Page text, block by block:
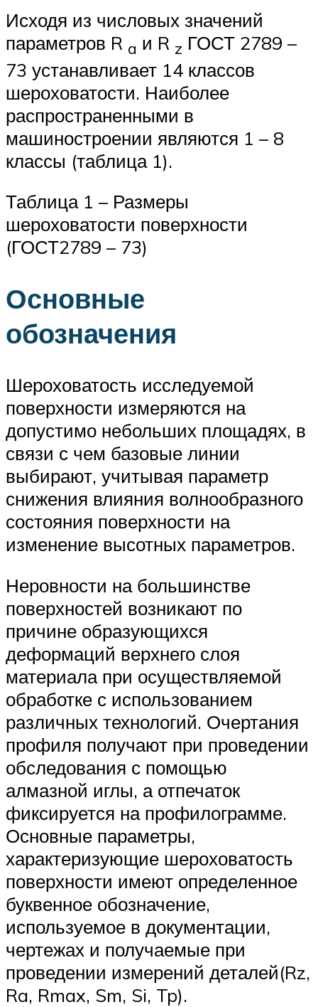
Исходя из числовых значений
параметров R a и R z ГОСТ 2789 –
73 устанавливает 14 классов
шероховатости. Наиболее
распространенными в
машиностроении являются 1 – 8
классы (таблица 1).
Таблица 1 – Размеры
шероховатости поверхности
(ГОСТ2789 – 73)
Основные
обозначения
Шероховатость исследуемой
поверхности измеряются на
допустимо небольших площадях, в
связи с чем базовые линии
выбирают, учитывая параметр
снижения влияния волнообразного
состояния поверхности на
изменение высотных параметров.
Неровности на большинстве
поверхностей возникают по
причине образующихся
деформаций верхнего слоя
материала при осуществляемой
обработке с использованием
различных технологий. Очертания
профиля получают при проведении
обследования с помощью
алмазной иглы, а отпечаток
фиксируется на профилограмме.
Основные параметры,
характеризующие шероховатость
поверхности имеют определенное
буквенное обозначение,
используемое в документации,
чертежах и получаемые при
проведении измерений деталей(Rz,
Ra, Rmax, Sm, Si, Tp).